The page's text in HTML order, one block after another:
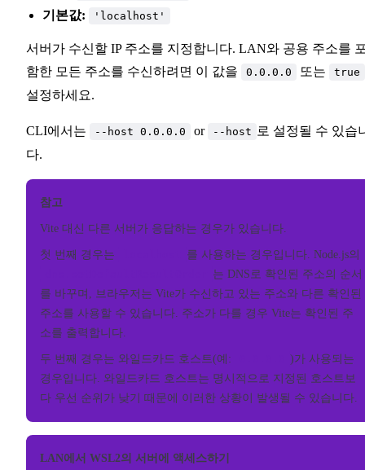
기본값: 'localhost'
서버가 수신할 IP 주소를 지정합니다. LAN와 공용 주소를
함한 모든 주소를 수신하려면 이 값을
0.0.0.0 또는 true
설정하세요.
CLI에서는 --host 0.0.0.0 or --host 로 설정될 수 있습
다.
참고
Vite 대신 다른 서버가 응답하는 경우가 있습니다.
첫 번째 경우는
를 사용하는 경우입니다. Node.js의
는 DNS로 확인된 주소의 순서
를 바꾸며, 브라우저는 Vite가 수신하고 있는 주소와 다른 확인된
주소를 사용할 수 있습니다. 주소가 다를 경우 Vite는 확인된 주
소를 출력합니다.
두 번째 경우는 와일드카드 호스트(예:
)가 사용되는
경우입니다. 와일드카드 호스트는 명시적으로 지정된 호스트보
다 우선 순위가 낮기 때문에 이러한 상황이 발생될 수 있습니다.
LAN에서 WSL2의 서버에 액세스하기